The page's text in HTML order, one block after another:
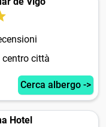
centro città
Cerca albergo ->
Hotel